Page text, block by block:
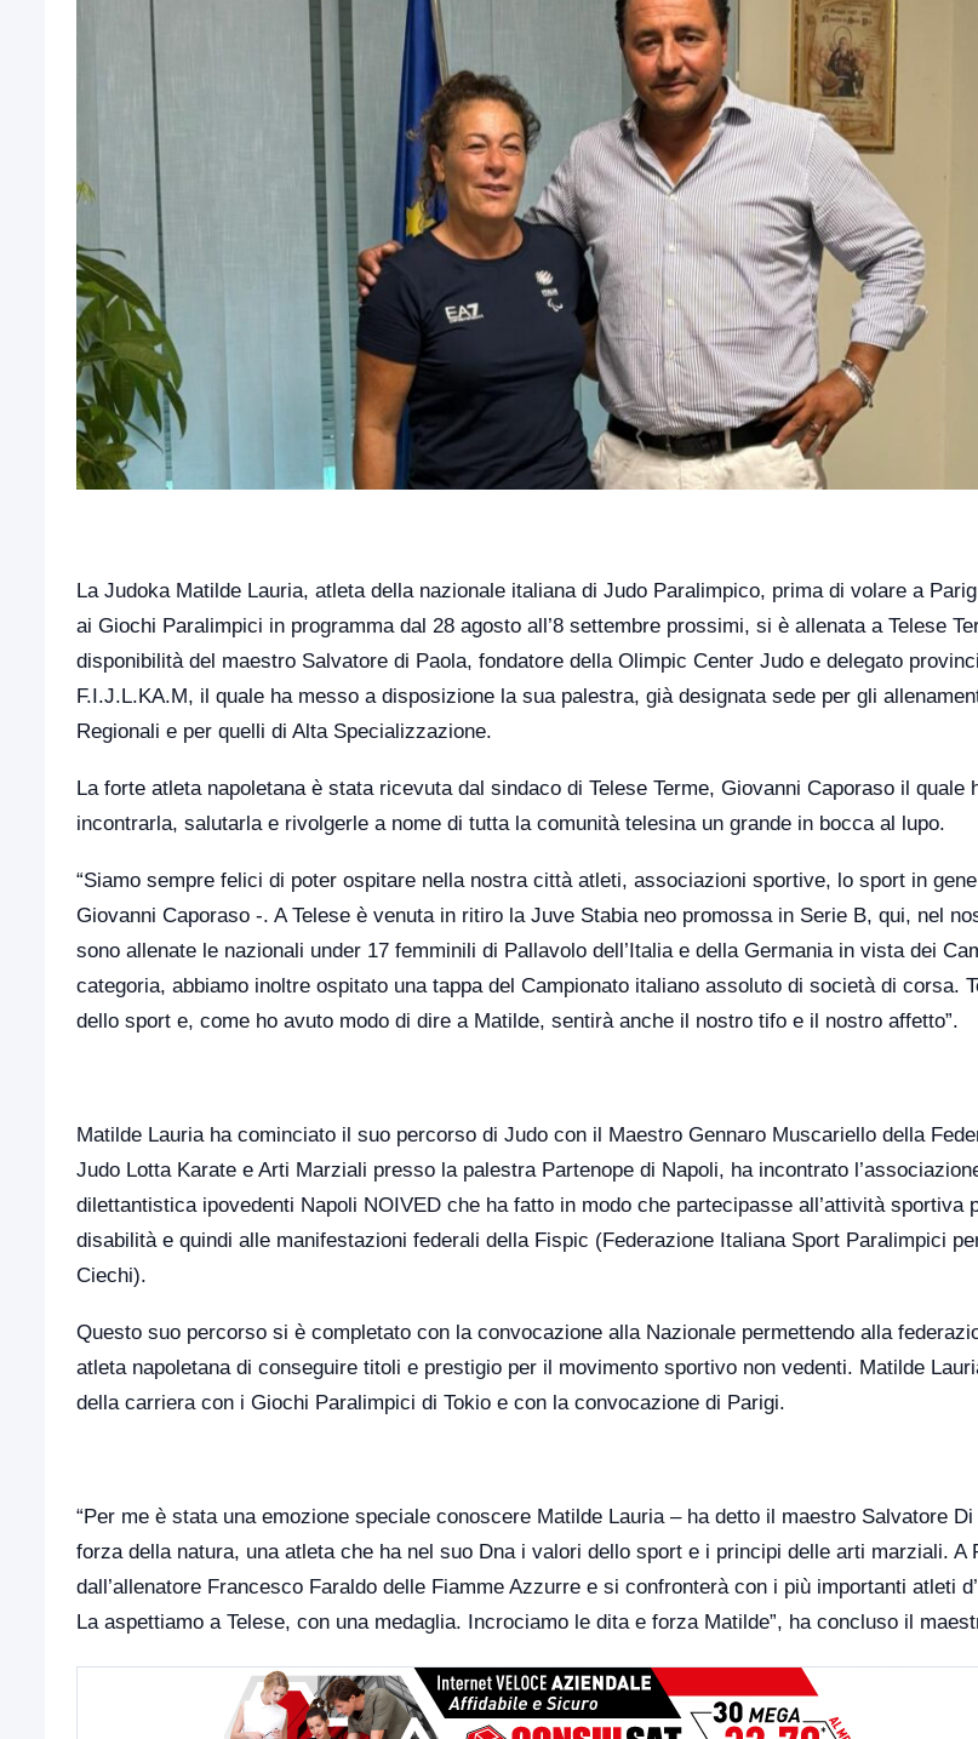
La Judoka Matilde Lauria, atleta della nazionale italiana di Judo Paralimpico, prima di volare a
ai Giochi Paralimpici in programma dal 28 agosto all’8 settembre prossimi, si è allenata a Telese
disponibilità del maestro Salvatore di Paola, fondatore della Olimpic Center Judo e delegato
F.I.J.L.KA.M, il quale ha messo a disposizione la sua palestra, già designata sede per gli
Regionali e per quelli di Alta Specializzazione.
La forte atleta napoletana è stata ricevuta dal sindaco di Telese Terme, Giovanni Caporaso il quale
incontrarla, salutarla e rivolgerle a nome di tutta la comunità telesina un grande in bocca al lupo.
“Siamo sempre felici di poter ospitare nella nostra città atleti, associazioni sportive, lo sport in
Giovanni Caporaso -. A Telese è venuta in ritiro la Juve Stabia neo promossa in Serie B, qui, nel
sono allenate le nazionali under 17 femminili di Pallavolo dell’Italia e della Germania in vista dei
categoria, abbiamo inoltre ospitato una tappa del Campionato italiano assoluto di società di corsa.
dello sport e, come ho avuto modo di dire a Matilde, sentirà anche il nostro tifo e il nostro affetto”.
Matilde Lauria ha cominciato il suo percorso di Judo con il Maestro Gennaro Muscariello della
Judo Lotta Karate e Arti Marziali presso la palestra Partenope di Napoli, ha incontrato
dilettantistica ipovedenti Napoli NOIVED che ha fatto in modo che partecipasse all’attività sportiva
disabilità e quindi alle manifestazioni federali della Fispic (Federazione Italiana Sport Paralimpici
Ciechi).
Questo suo percorso si è completato con la convocazione alla Nazionale permettendo alla
atleta napoletana di conseguire titoli e prestigio per il movimento sportivo non vedenti. Matilde
della carriera con i Giochi Paralimpici di Tokio e con la convocazione di Parigi.
“Per me è stata una emozione speciale conoscere Matilde Lauria – ha detto il maestro Salvatore
forza della natura, una atleta che ha nel suo Dna i valori dello sport e i principi delle arti marziali. A
dall’allenatore Francesco Faraldo delle Fiamme Azzurre e si confronterà con i più importanti atleti
La aspettiamo a Telese, con una medaglia. Incrociamo le dita e forza Matilde”, ha concluso il